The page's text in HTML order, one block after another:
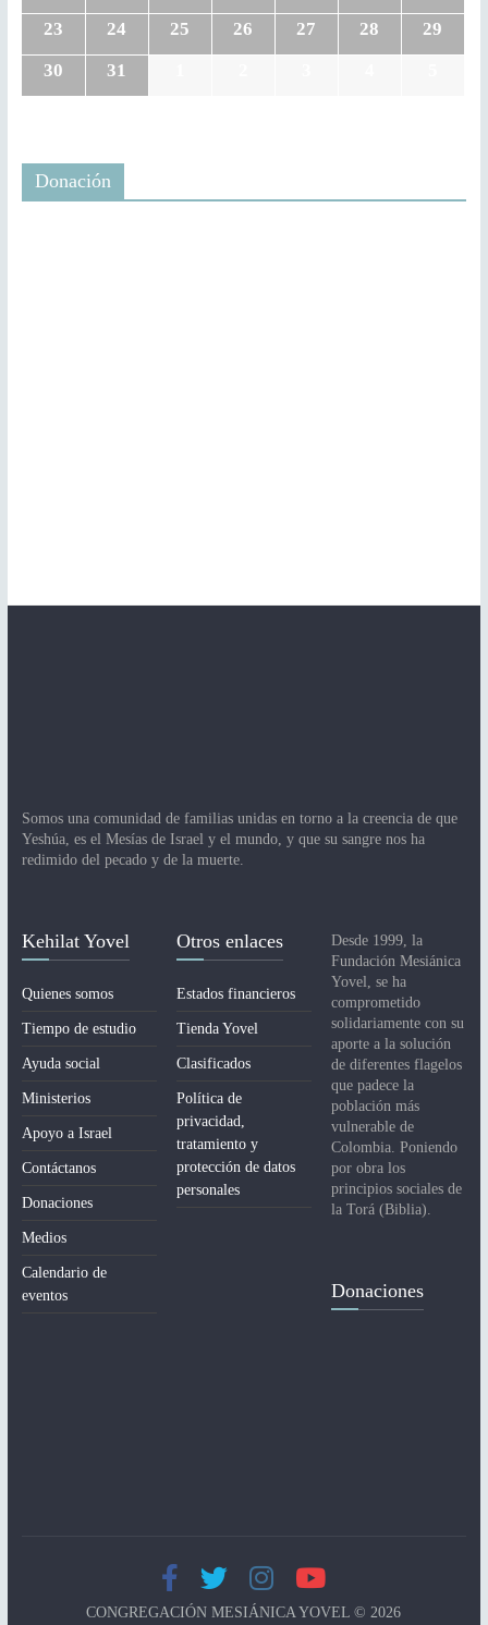
23
24 25 26 27 28
29
30
31
Donación
Somos una comunidad de familias unidas en torno a la creencia de que
Yeshúa, es el Mesías de Israel y el mundo, y que su sangre nos ha
redimido del pecado y de la muerte.
Kehilat Yovel
Quienes somos
Tiempo de estudio
Ayuda social
Ministerios
Apoyo a Israel
Contáctanos
Donaciones
Medios
Calendario de
eventos
Otros enlaces
Estados financieros
Tienda Yovel
Clasificados
Política de
privacidad,
tratamiento y
protección de datos
personales
Desde 1999, la
Fundación Mesiánica
Yovel, se ha
comprometido
solidariamente con su
aporte a la solución
de diferentes flagelos
que padece la
población más
vulnerable de
Colombia. Poniendo
por obra los
principios sociales de
la Torá (Biblia).
Donaciones
CONGREGACIÓN MESIÁNICA YOVEL © 2026